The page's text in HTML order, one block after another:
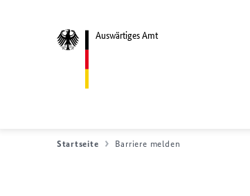
Auswärtiges Amt
Startseite Barriere melden